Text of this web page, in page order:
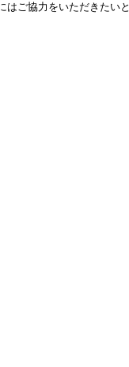
はご協力をいただきたいと